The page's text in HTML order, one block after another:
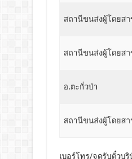
สถานีขนส่งผู้โดยสา
สถานีขนส่งผู้โดยสา
อ.ตะกั่วป่า
สถานีขนส่งผู้โดยส
เบอร์โทร/จุดรับตั๋วบ